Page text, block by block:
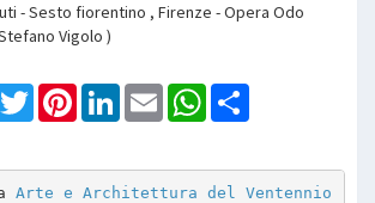
- Sesto fiorentino , Firenze - Opera Odo
Vigolo )
TwitterPinterestLinkedInEmail WhatsApp
Arte e Architettura del Ventennio